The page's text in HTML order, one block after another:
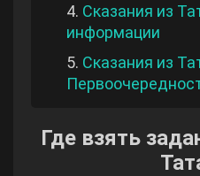
4. Сказания из
информации
5. Сказания из
Где взять